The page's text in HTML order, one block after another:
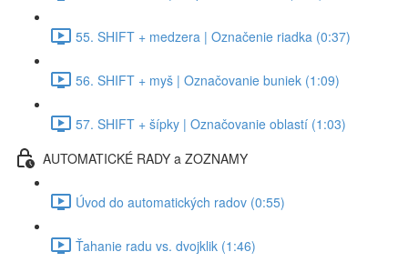
55. SHIFT + medzera | Označenie riadka (0:37)
56. SHIFT + myš | Označovanie buniek (1:09)
57. SHIFT + šípky | Označovanie oblastí (1:03)
AUTOMATICKÉ RADY a ZOZNAMY
Úvod do automatických radov (0:55)
Ťahanie radu vs. dvojklik (1:46)